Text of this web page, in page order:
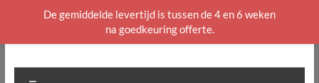
naar
De gemiddelde levertijd is tussen de 4 en 6 weken
na goedkeuring offerte.